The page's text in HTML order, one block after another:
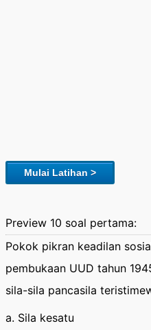
Mulai Latihan >
Preview 10 soal pertama:
Pokok pikran keadilan
pembukaan UUD tahun
sila-sila pancasila
a. Sila kesatu